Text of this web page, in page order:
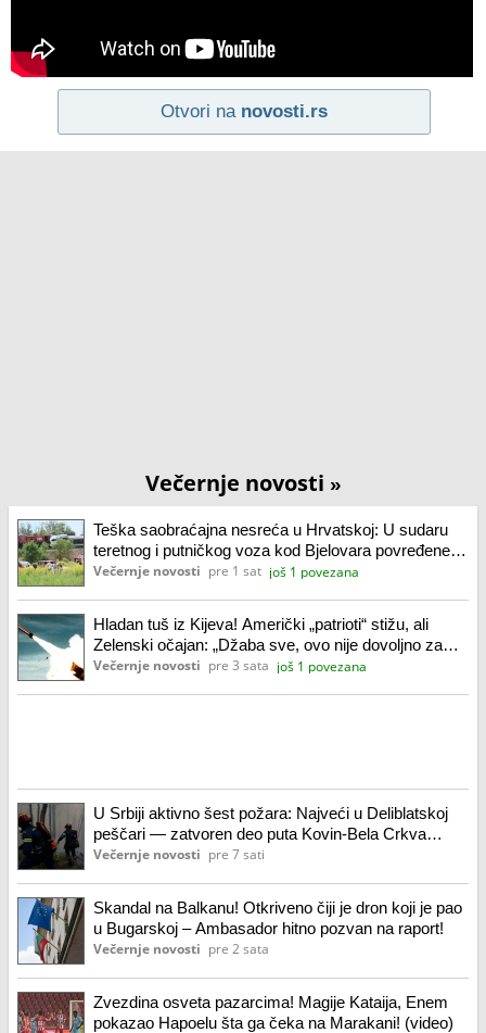
Otvori na novosti.rs
Večernje novosti »
Teška saobraćajna nesreća u Hrvatskoj: U sudaru
teretnog i putničkog voza kod Bjelovara povređene
24 osobe
Večernje novosti pre 1 sat još 1 povezana
Hladan tuš iz Kijeva! Američki „patrioti“ stižu, ali
Zelenski očajan: „Džaba sve, ovo nije dovoljno za
odbranu!“
Večernje novosti pre 3 sata još 1 povezana
U Srbiji aktivno šest požara: Najveći u Deliblatskoj
peščari — zatvoren deo puta Kovin-Bela Crkva
(video)
Večernje novosti pre 7 sati
Skandal na Balkanu! Otkriveno čiji je dron koji je pao
u Bugarskoj – Ambasador hitno pozvan na raport!
Večernje novosti pre 2 sata
Zvezdina osveta pazarcima! Magije Kataija, Enem
pokazao Hapoelu šta ga čeka na Marakani! (video)